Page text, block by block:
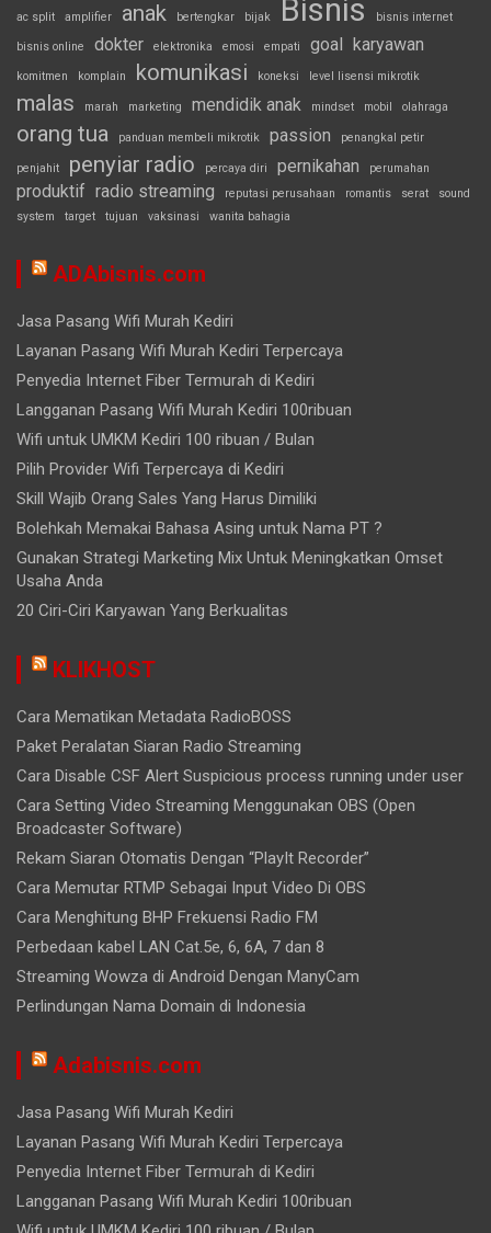
ac split amplifier anak bertengkar bijak Bisnis bisnis internet
bisnis online dokter elektronika emosi empati goal karyawan
komitmen komplain komunikasi koneksi level lisensi mikrotik
malas marah marketing mendidik anak mindset mobil olahraga
orang tua panduan membeli mikrotik passion penangkal petir
penjahit penyiar radio percaya diri pernikahan perumahan
produktif radio streaming reputasi perusahaan romantis serat
sound
system
target tujuan vaksinasi wanita bahagia
ADAbisnis.com
Jasa Pasang Wifi Murah Kediri
Layanan Pasang Wifi Murah Kediri Terpercaya
Penyedia Internet Fiber Termurah di Kediri
Langganan Pasang Wifi Murah Kediri 100ribuan
Wifi untuk UMKM Kediri 100 ribuan / Bulan
Pilih Provider Wifi Terpercaya di Kediri
Skill Wajib Orang Sales Yang Harus Dimiliki
Bolehkah Memakai Bahasa Asing untuk Nama PT ?
Gunakan Strategi Marketing Mix Untuk Meningkatkan Omset
Usaha Anda
20 Ciri-Ciri Karyawan Yang Berkualitas
KLIKHOST
Cara Mematikan Metadata RadioBOSS
Paket Peralatan Siaran Radio Streaming
Cara Disable CSF Alert Suspicious process running under user
Cara Setting Video Streaming Menggunakan OBS (Open
Broadcaster Software)
Rekam Siaran Otomatis Dengan “PlayIt Recorder”
Cara Memutar RTMP Sebagai Input Video Di OBS
Cara Menghitung BHP Frekuensi Radio FM
Perbedaan kabel LAN Cat.5e, 6, 6A, 7 dan 8
Streaming Wowza di Android Dengan ManyCam
Perlindungan Nama Domain di Indonesia
Adabisnis.com
Jasa Pasang Wifi Murah Kediri
Layanan Pasang Wifi Murah Kediri Terpercaya
Penyedia Internet Fiber Termurah di Kediri
Langganan Pasang Wifi Murah Kediri 100ribuan